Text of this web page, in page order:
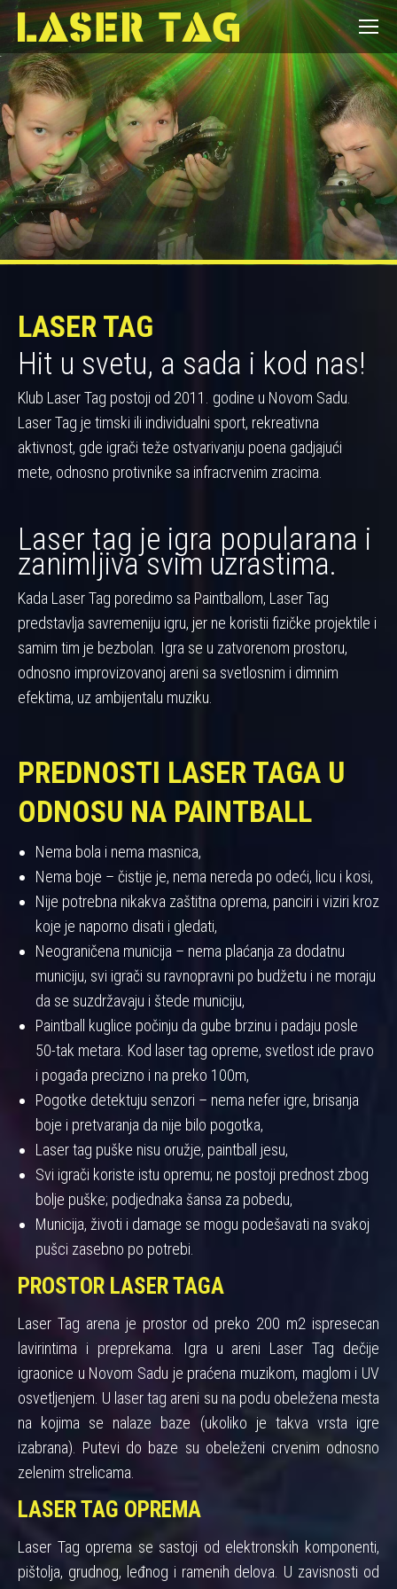
LASER TAG
Hit u svetu, a sada i kod nas!
Klub Laser Tag postoji od 2011. godine u Novom Sadu.
Laser Tag je timski ili individualni sport, rekreativna
aktivnost, gde igrači teže ostvarivanju poena gadjajući
mete, odnosno protivnike sa infracrvenim zracima.
Laser tag je igra popularana i
zanimljiva svim uzrastima.
Kada Laser Tag poredimo sa Paintballom, Laser Tag
predstavlja savremeniju igru, jer ne koristii fizičke projektile i
samim tim je bezbolan. Igra se u zatvorenom prostoru,
odnosno improvizovanoj areni sa svetlosnim i dimnim
efektima, uz ambijentalu muziku.
PREDNOSTI LASER TAGA U
ODNOSU NA PAINTBALL
Nema bola i nema masnica,
Nema boje – čistije je, nema nereda po odeći, licu i kosi,
Nije potrebna nikakva zaštitna oprema, panciri i viziri kroz
koje je naporno disati i gledati,
Neograničena municija – nema plaćanja za dodatnu
municiju, svi igrači su ravnopravni po budžetu i ne moraju
da se suzdržavaju i štede municiju,
Paintball kuglice počinju da gube brzinu i padaju posle
50-tak metara. Kod laser tag opreme, svetlost ide pravo
i pogađa precizno i na preko 100m,
Pogotke detektuju senzori – nema nefer igre, brisanja
boje i pretvaranja da nije bilo pogotka,
Laser tag puške nisu oružje, paintball jesu,
Svi igrači koriste istu opremu; ne postoji prednost zbog
bolje puške; podjednaka šansa za pobedu,
Municija, životi i damage se mogu podešavati na svakoj
pušci zasebno po potrebi.
PROSTOR LASER TAGA
Laser Tag arena je prostor od preko 200 m2 ispresecan
lavirintima i preprekama. Igra u areni Laser Tag dečije
igraonice u Novom Sadu je praćena muzikom, maglom i UV
osvetljenjem. U laser tag areni su na podu obeležena mesta
na kojima se nalaze baze (ukoliko je takva vrsta igre
izabrana). Putevi do baze su obeleženi crvenim odnosno
zelenim strelicama.
LASER TAG OPREMA
Laser Tag oprema se sastoji od elektronskih komponenti,
pištolja, grudnog, leđnog i ramenih delova. U zavisnosti od